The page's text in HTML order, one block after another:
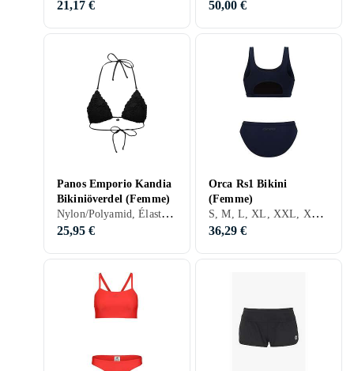
21,17 € 50,00 €
Panos Emporio Kandia
Bikiniöverdel (Femme)
Nylon/Polyamid, Élasthanne/Spandex/Lycra, 34, 36, 38, 40, 42, S, M, XL, Noir, Blanc, Bleu, Rouge, Vert, Beige, Rose, Violet, Hauts de bikini
25,95 €
Orca Rs1 Bikini
(Femme)
S, M, L, XL, XXL, XS, Noir, Gris, Bleu, Rouge, Vert, Bikini
36,29 €